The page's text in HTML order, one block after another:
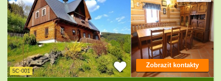
5C-001
Zobrazit kontakty